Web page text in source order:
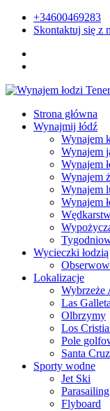
+34600469283
Skontaktuj się z
Strona główna
Wynajmij łódź
Wynajem
Wynajem
Wynajem
Wynajem
Wynajem
Wynajem
Wycieczki łodzią
Lokalizacje
Wybrzeże
Las
Olbrzymy
Los
Pole
Santa
Sporty wodne
Jet Ski
Parasailing
Flyboard